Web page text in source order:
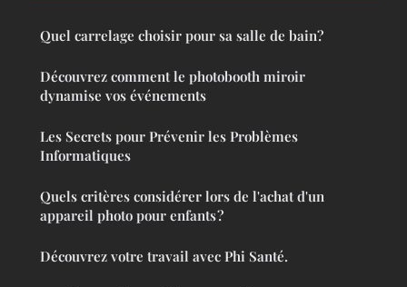
Quel carrelage choisir pour sa salle de bain?
Découvrez comment le photobooth miroir
dynamise vos événements
Les Secrets pour Prévenir les Problèmes
Informatiques
Quels critères considérer lors de l'achat d'un
appareil photo pour enfants ?
Découvrez votre travail avec Phi Santé.